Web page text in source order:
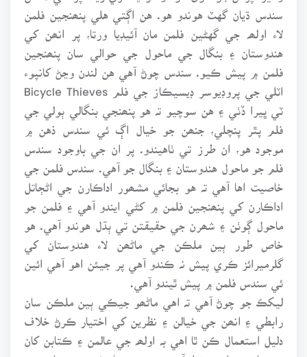
سندس ڌيان گهٽ هوندو هو. هن اڳتي هلي پنھنجين فلمن
لاء اولھہ جي گهڻين فلمن مان آئيڊيا ورتا، پر انھن کي
هندوستان ۽ بنگال جي ماحول جي حوالي سان پنھنجين
فلمن ۾ پيش ڪيو. سندس چوڻ آهي هن لندن وڃڻ کانپوء
اٽلي جي پروڊيوسر ڊيسيڪاز جي فلم Bicycle Thieves
ٽي ڀيرا ڏٺي ۽ هن سوچيو تہ هو پنھنجي بنگالي ٻولي جي
فلم پٿر پنچلي، جنھن جو خيال اڳ ئي سندس ذهن ۾
موجود هو، ان طرز تي ٺاهيندو. پر ان جي باوجود سندس
فلم جو ماحول هندوستان ۽ بنگال جو آهي. سندس فلمن جي
خاصيت اها آهي تہ هو بجائي مشھور اداڪارن جي اڻڄاتل
اداڪارن کي پنھنجين فلمن ۾ کڻي ايندو آهي ۽ فلمن جو
ماحول ڳوٺن ۽ شھرن جي حقيقتن تي ٻڌل هوندو آهي. هو
خاص طور ٻين ملڪن جي ماڻھن لاء هندوستان کي
گلرميرائز ڪري پيش نہ ڪندو آهي پر جيئن اهو آهي ائين
ئي سندس فلمن ۾ پيش ٿيندو آهي.
ليکڪ جو چوڻ آهي تہ اهي ماڻھو جيڪي ٻين ملڪن سان
رابطي ۽ انھن جي خيالن ۽ نظرين کي اختيار ڪرڻ خلاف
دليل استعمال ڪن ٿا اهي بہ اولھہ جي عالمن ۽ ڪتابن کان
مستعار ورتل هوندا آهن. هو جيتوڻيڪ هندوستان جي